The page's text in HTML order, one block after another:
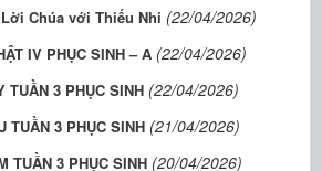
Chúa với Thiếu Nhi (22/04/2026)
IV PHỤC SINH – A (22/04/2026)
3 PHỤC SINH (22/04/2026)
TUẦN 3 PHỤC SINH (21/04/2026)
TUẦN 3 PHỤC SINH (20/04/2026)